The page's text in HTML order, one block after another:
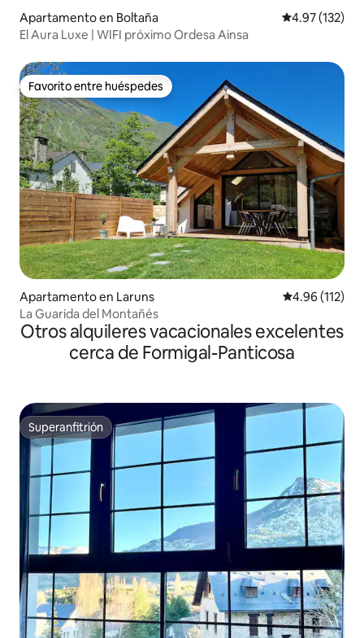
Apartamento en Boltaña Calificación
4.97 (132)
El Aura Luxe | WIFI próximo Ordesa Ainsa
Favorito entre huéspedes
Favorito entre huéspedes
Apartamento en Laruns Calificación
4.96 (112)
La Guarida del Montañés
Otros alquileres vacacionales excelentes
cerca de Formigal-Panticosa
Superanfitrión
Superanfitrión